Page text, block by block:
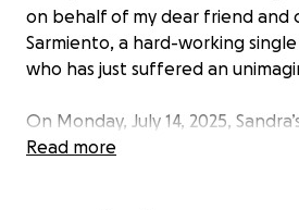
on behalf of my dear friend and
Sarmiento, a hard-working
who has just suffered an
On Monday, July 14, 2025,
New Jersey was severely
Read more